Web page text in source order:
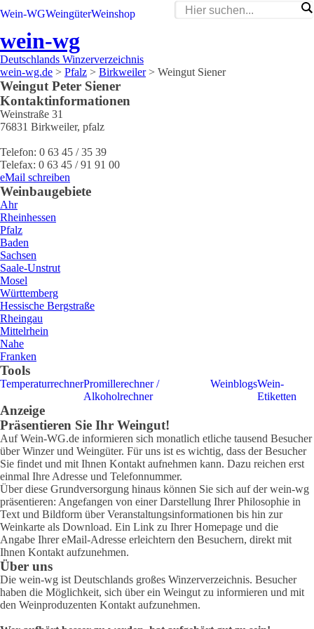
Wein-WGWeingüterWeinshop
wein-wg
Deutschlands Winzerverzeichnis
wein-wg.de > Pfalz > Birkweiler> Weingut Siener
Weingut Peter Siener
Kontaktinformationen
Weinstraße 31
76831 Birkweiler, pfalz
Telefon: 0 63 45 / 35 39
Telefax: 0 63 45 / 91 91 00
eMail schreiben
Weinbaugebiete
Ahr
Rheinhessen
Pfalz
Baden
Sachsen
Saale-Unstrut
Mosel
Württemberg
Hessische Bergstraße
Rheingau
Mittelrhein
Nahe
Franken
Tools
TemperaturrechnerPromillerechner /
Alkoholrechner
WeinblogsWein-
Etiketten
Anzeige
Präsentieren Sie Ihr Weingut!
Auf Wein-WG.de informieren sich monatlich etliche tausend Besucher
über Winzer und Weingüter. Für uns ist es wichtig, dass der Besucher
Sie findet und mit Ihnen Kontakt aufnehmen kann. Dazu reichen erst
einmal Ihre Adresse und Telefonnummer.
Über diese Grundversorgung hinaus können Sie sich auf der wein-wg
präsentieren: Angefangen von einer Darstellung Ihrer Philosophie in
Text und Bildform über Veranstaltungsinformationen bis hin zur
Weinkarte als Download. Ein Link zu Ihrer Homepage und die
Angabe Ihrer eMail-Adresse erleichtern den Besuchern, direkt mit
Ihnen Kontakt aufzunehmen.
Über uns
Die wein-wg ist Deutschlands großes Winzerverzeichnis. Besucher
haben die Möglichkeit, sich über ein Weingut zu informieren und mit
den Weinproduzenten Kontakt aufzunehmen.